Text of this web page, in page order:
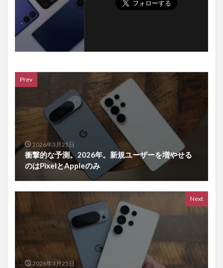
Prev
2026年3月25日
衝撃的な予測。2026年。新規ユーザーを増やせる
のはPixelとAppleのみ
Next
2026年3月25日